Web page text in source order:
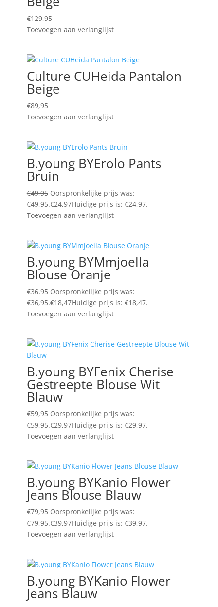
€129,95
Toevoegen aan verlanglijst
Culture CUHeida Pantalon
Beige
€89,95
Toevoegen aan verlanglijst
B.young BYErolo Pants
Bruin
€49,95 Oorspronkelijke prijs was:
€49,95.€24,97Huidige prijs is: €24,97.
Toevoegen aan verlanglijst
B.young BYMmjoella
Blouse Oranje
€36,95 Oorspronkelijke prijs was:
€36,95.€18,47Huidige prijs is: €18,47.
Toevoegen aan verlanglijst
B.young BYFenix Cherise
Gestreepte Blouse Wit
Blauw
€59,95 Oorspronkelijke prijs was:
€59,95.€29,97Huidige prijs is: €29,97.
Toevoegen aan verlanglijst
B.young BYKanio Flower
Jeans Blouse Blauw
€79,95 Oorspronkelijke prijs was:
€79,95.€39,97Huidige prijs is: €39,97.
Toevoegen aan verlanglijst
B.young BYKanio Flower
Jeans Blauw